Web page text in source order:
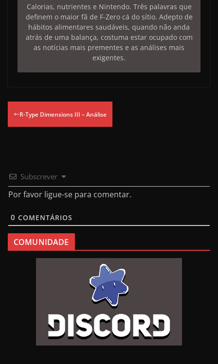
Calorias, nutrientes e Nintendo. Três palavras que
definem o maior fã de F-Zero cá do sítio. Adepto de
hábitos alimentares saudáveis, quando não anda
atrás de uma balança, costuma estar ocupado com
as notícias mais prementes e as análises mais
exigentes.
R-Type Dimensions III – Análise
Subscrever
Por favor ligue-se para comentar.
0 COMENTÁRIOS
COMUNIDADE